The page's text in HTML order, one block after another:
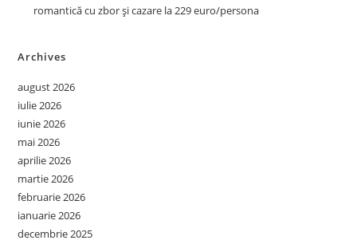
romantică cu zbor și cazare la 229 euro/persona
Archives
august 2026
iulie 2026
iunie 2026
mai 2026
aprilie 2026
martie 2026
februarie 2026
ianuarie 2026
decembrie 2025